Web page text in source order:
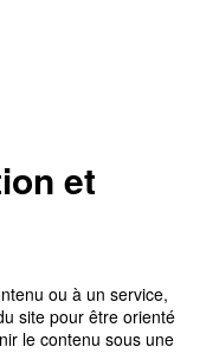
et
ou à un service,
site pour être orienté
le contenu sous une